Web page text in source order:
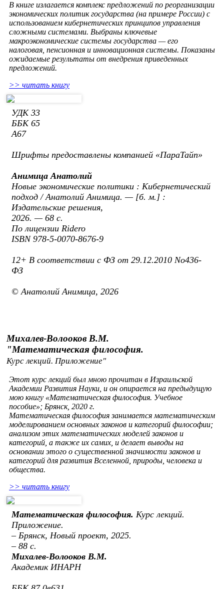
В книге излагается комплекс предложений по реорганизации
экономических политик государства (на примере России) с
использованием кибернетических принципов управления
сложными системами. Выбраны ключевые
макроэкономические системы государства — его
налоговая, пенсионная и инновационная системы. Показаны
ожидаемые результаты от внедрения приведенных
предложений.
>> читать книгу
УДК 33
ББК 65
А67
Шрифты предоставлены компанией «ПараТайп»
Анимица Анатолий
Новые экономические политики : Кибернетический
подход / Анатолий Анимица. — [б. м.] :
Издательские решения,
2026. — 68 с.
По лицензии Ridero
ISBN 978-5-0070-8676-9
12+ В соответствии с ФЗ от 29.12.2010 No436-
ФЗ
© Анатолий Анимица, 2026
Михалев-Волооков В.М.
"Математическая философия.
Курс лекций. Приложение"
Этот курс лекций был мною прочитан в Израильской
Академии Развития Науки, и он опирается на предыдущую
мою книгу «Математическая философия. Учебное
пособие»; Брянск, 2020 г.
Математическая философия занимается математическим
моделированием основных законов и категорий философии;
анализом этих математических моделей законов и
категорий, а также их самих, и делает выводы на
основании этого о существенной значимости законов и
категорий для развития Вселенной, природы, человека и
общества.
>> читать книгу
Математическая философия. Курс лекций.
Приложение.
– Брянск, Новый проект, 2025.
– 88 с.
Михалев-Волооков В.М.
Академик ИНАРН